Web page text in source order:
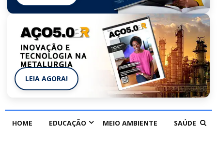
LEIA AGORA!
HOME EDUCAÇÃO MEIO AMBIENTE SAÚDE